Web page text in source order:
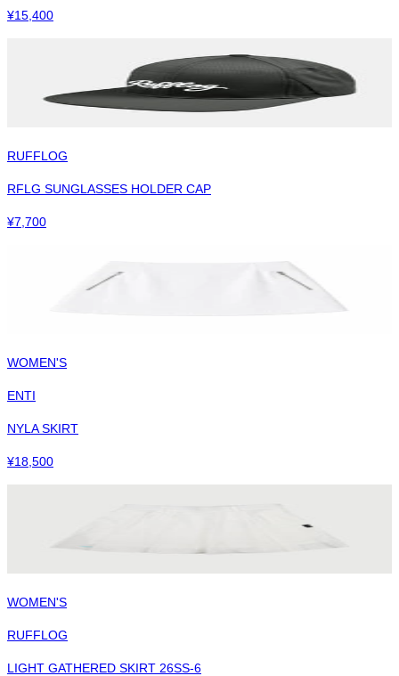
¥15,400
RUFFLOG
RFLG SUNGLASSES HOLDER CAP
¥7,700
WOMEN'S
ENTI
NYLA SKIRT
¥18,500
WOMEN'S
RUFFLOG
LIGHT GATHERED SKIRT 26SS-6